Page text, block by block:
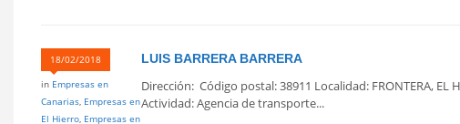
18/02/2018
in Empresas en
Canarias, Empresas en
El Hierro, Empresas en
LUIS BARRERA BARRERA
Dirección: Código postal: 38911 Localidad: FRONTERA, EL
Actividad: Agencia de transporte...